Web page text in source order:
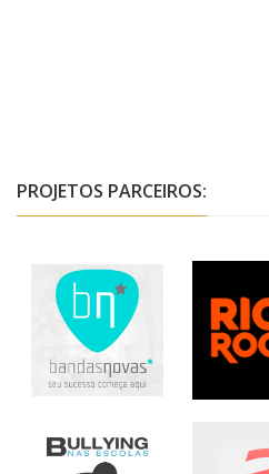
PROJETOS PARCEIROS: